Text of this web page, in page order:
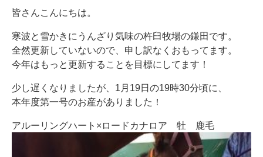
皆さんこんにちは。
寒波と雪かきにうんざり気味の杵臼牧場の鎌田です。
全然更新していないので、申し訳なくおもってます。
今年はもっと更新することを目標にしてます！
少し遅くなりましたが、1月19日の19時30分頃に、
本年度第一号のお産がありました！
アルーリングハート×ロードカナロア 牡 鹿毛